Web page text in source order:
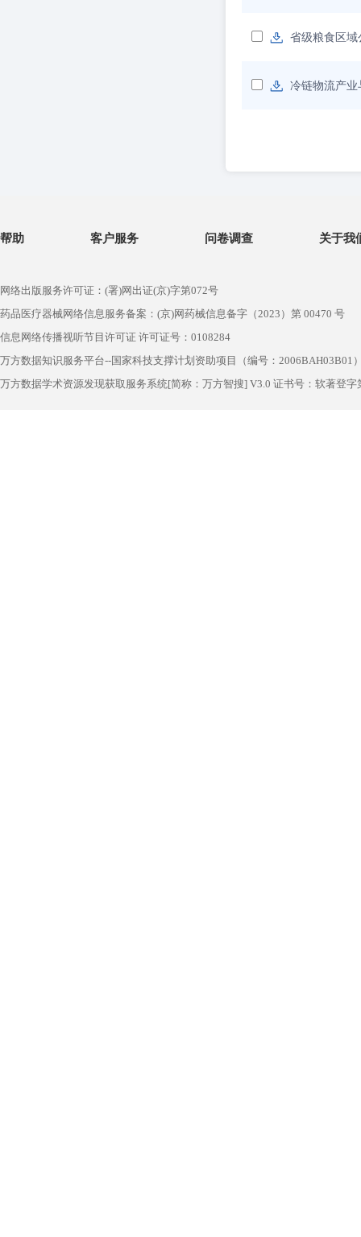
省级粮食区
冷链物流产
帮助 客户服务 问卷调查 关于我
网络出版服务许可证：(署)网出证(京)字第072号
药品医疗器械网络信息服务备案：(京)网药械信息备字（2023）第 00470 号
信息网络传播视听节目许可证 许可证号：0108284
万方数据知识服务平台--国家科技支撑计划资助项目（编号：2006BAH03B01
万方数据学术资源发现获取服务系统[简称：万方智搜] V3.0 证书号：软著登字